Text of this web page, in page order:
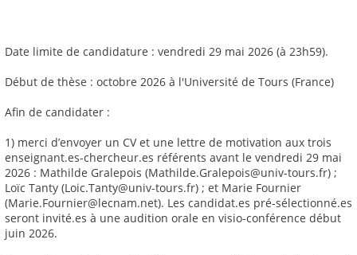
Date limite de candidature : vendredi 29 mai 2026 (à 23h59).
Début de thèse : octobre 2026 à l'Université de Tours (France)
Afin de candidater :
1) merci d’envoyer un CV et une lettre de motivation aux trois
enseignant.es-chercheur.es référents avant le vendredi 29 mai
2026 : Mathilde Gralepois (Mathilde.Gralepois@univ-tours.fr) ;
Loïc Tanty (Loic.Tanty@univ-tours.fr) ; et Marie Fournier
(Marie.Fournier@lecnam.net). Les candidat.es pré-sélectionné.es
seront invité.es à une audition orale en visio-conférence début
juin 2026.